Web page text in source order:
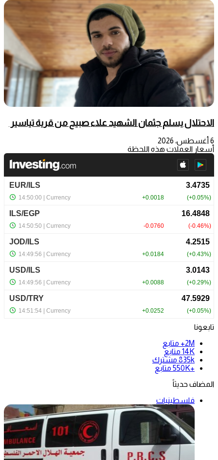
الاحتلال يسلم جثمان الشهيد علاء صبيح من قرية تياسير
6 أغسطس، 2026
أسعار العملات هذه اللحظة
تابعونا
2M+
متابع
14K متابع
835k مشترك
+550K
متابع
المضاف حديثاً
فلسطينيات